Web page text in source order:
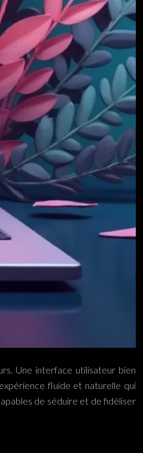
Une interface utilisateur bien
fluide et naturelle qui
de séduire et de fidéliser